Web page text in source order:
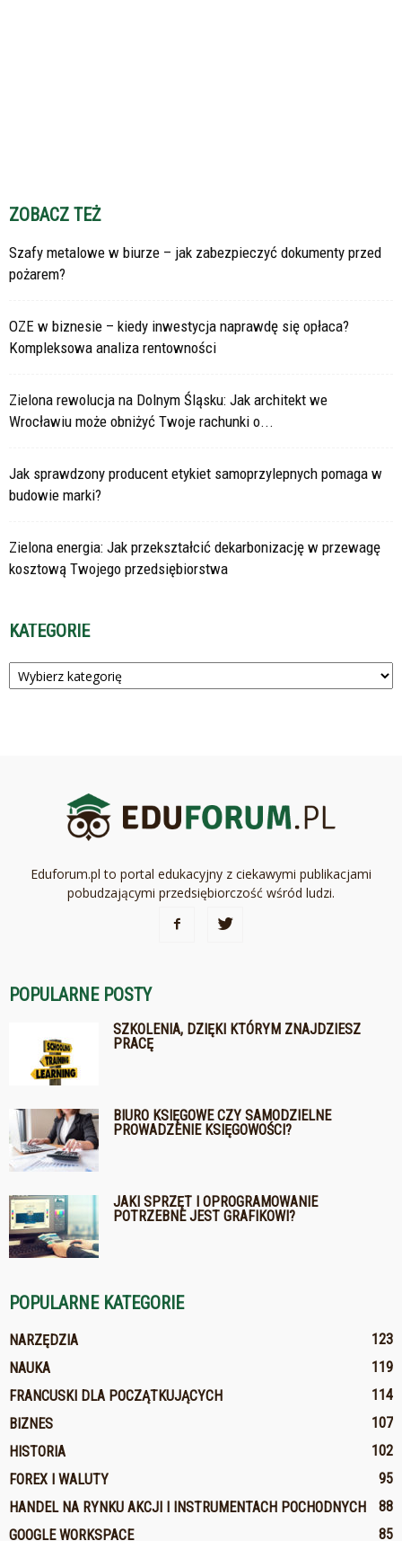
ZOBACZ TEŻ
Szafy metalowe w biurze – jak zabezpieczyć dokumenty przed
pożarem?
OZE w biznesie – kiedy inwestycja naprawdę się opłaca?
Kompleksowa analiza rentowności
Zielona rewolucja na Dolnym Śląsku: Jak architekt we
Wrocławiu może obniżyć Twoje rachunki o...
Jak sprawdzony producent etykiet samoprzylepnych pomaga w
budowie marki?
Zielona energia: Jak przekształcić dekarbonizację w przewagę
kosztową Twojego przedsiębiorstwa
KATEGORIE
Kategorie
Eduforum.pl to portal edukacyjny z ciekawymi publikacjami
pobudzającymi przedsiębiorczość wśród ludzi.
POPULARNE POSTY
SZKOLENIA, DZIĘKI KTÓRYM ZNAJDZIESZ
PRACĘ
BIURO KSIĘGOWE CZY SAMODZIELNE
PROWADZENIE KSIĘGOWOŚCI?
JAKI SPRZĘT I OPROGRAMOWANIE
POTRZEBNE JEST GRAFIKOWI?
POPULARNE KATEGORIE
NARZĘDZIA
123
NAUKA
119
FRANCUSKI DLA POCZĄTKUJĄCYCH
114
BIZNES
107
HISTORIA
102
FOREX I WALUTY
95
HANDEL NA RYNKU AKCJI I INSTRUMENTACH POCHODNYCH
88
GOOGLE WORKSPACE
85